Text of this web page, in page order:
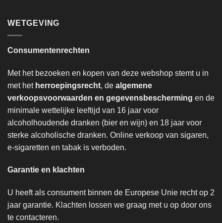
WETGEVING
Consumentenrechten
Met het bezoeken en kopen van deze webshop stemt u in
met het herroepingsrecht, de algemene
verkoopsvoorwaarden en gegevensbescherming en de
minimale wettelijke leeftijd van 16 jaar voor
alcoholhoudende dranken (bier en wijn) en 18 jaar voor
sterke alcoholische dranken. Online verkoop van sigaren,
e-sigaretten en tabak is verboden.
Garantie en klachten
U heeft als consument binnen de Europese Unie recht op 2
jaar garantie. Klachten lossen we graag met u op door ons
te contacteren.